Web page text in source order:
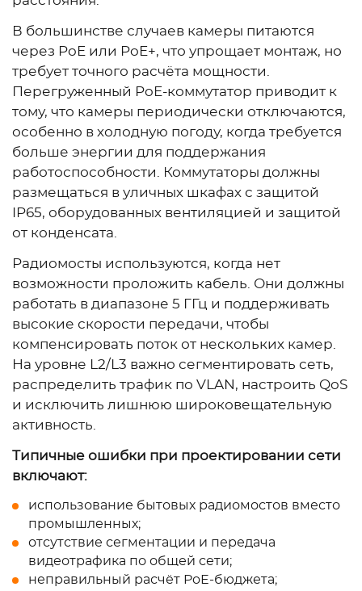
В большинстве случаев камеры питаются
через PoE или PoE+, что упрощает монтаж, но
требует точного расчёта мощности.
Перегруженный PoE-коммутатор приводит к
тому, что камеры периодически отключаются,
особенно в холодную погоду, когда требуется
больше энергии для поддержания
работоспособности. Коммутаторы должны
размещаться в уличных шкафах с защитой
IP65, оборудованных вентиляцией и защитой
от конденсата.
Радиомосты используются, когда нет
возможности проложить кабель. Они должны
работать в диапазоне 5 ГГц и поддерживать
высокие скорости передачи, чтобы
компенсировать поток от нескольких камер.
На уровне L2/L3 важно сегментировать сеть,
распределить трафик по VLAN, настроить QoS
и исключить лишнюю широковещательную
активность.
Типичные ошибки при проектировании сети
включают:
использование бытовых радиомостов вместо
промышленных;
отсутствие сегментации и передача
видеотрафика по общей сети;
неправильный расчёт PoE-бюджета;